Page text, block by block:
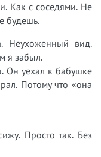
Как с соседями. Не
будешь.
Неухоженный вид.
я забыл.
Он уехал к бабушке
Потому что «она
Просто так. Без